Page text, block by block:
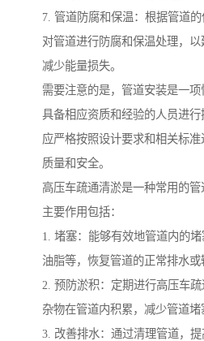
7. 管道防腐和保温：根据管道
对管道进行防腐和保温处理，
减少能量损失。
需要注意的是，管道安装是一
具备相应资质和经验的人员进行
应严格按照设计要求和相关标
质量和安全。
高压车疏通清淤是一种常用的
主要作用包括：
1. 堵塞：能够有效地管道内的堵
油脂等，恢复管道的正常排水或
2. 预防淤积：定期进行高压车
杂物在管道内积累，减少管道堵
3. 改善排水：通过清理管道，